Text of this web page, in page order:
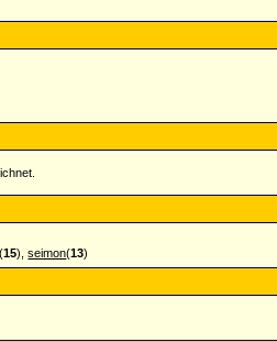
(15),seimon(13)